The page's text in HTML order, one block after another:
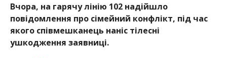
Вчора, на гарячу лінію 102 надійшло
повідомлення про сімейний конфлікт, під час
якого співмешканець наніс тілесні
ушкодження заявниці.